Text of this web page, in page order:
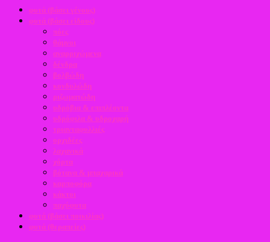
φυτά (βάσει γένους)
φυτά (βάσει είδους)
πόες
θάμνοι
αναρριχώμενα
δένδρα
βολβώδη
κονδυλώδη
ριζωματώδη
υδρόβια & επιπλέοντα
υδρόφιλα & υδροχαρή
τριανταφυλλιές
ορχιδέες
λαχανικά
χόρτα
βότανα & μπαχαρικά
καρποφόρα
κάκτοι
παχύφυτα
φυτά (βάσει ποικιλίας)
φυτά (θεραπείες)